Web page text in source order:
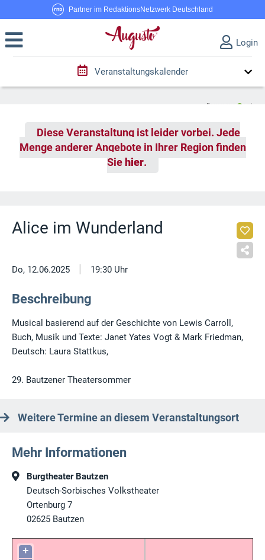
Partner im RedaktionsNetzwerk Deutschland
Login
Veranstaltungskalender
Diese Veranstaltung ist leider vorbei. Jede
Menge anderer Angebote in Ihrer Region finden
Sie hier.
Alice im Wunderland
Do, 12.06.2025 | 19:30 Uhr
Beschreibung
Musical basierend auf der Geschichte von Lewis Carroll,
Buch, Musik und Texte: Janet Yates Vogt & Mark Friedman,
Deutsch: Laura Stattkus,
29. Bautzener Theatersommer
Weitere Termine an diesem Veranstaltungsort
Mehr Informationen
Burgtheater Bautzen
Deutsch-Sorbisches Volkstheater
Ortenburg 7
02625 Bautzen
+